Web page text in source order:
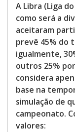
A Libra (Liga
como será a
aceitaram
prevê 45% do
igualmente,
outros 25%
considera
base na
simulação de
campeonato.
valores: